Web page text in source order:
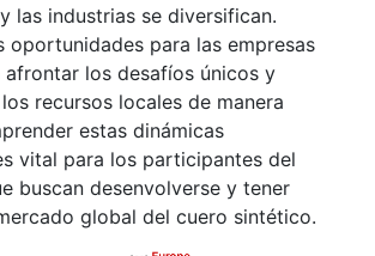
las industrias se diversifican.
oportunidades para las empresas
afrontar los desafíos únicos y
recursos locales de manera
estas dinámicas
vital para los participantes del
buscan desenvolverse y tener
global del cuero sintético.